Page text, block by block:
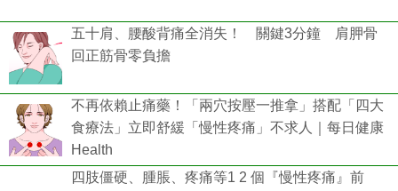
五十肩、腰酸背痛全消失！ 關鍵3分鐘 肩胛骨
回正筋骨零負擔
不再依賴止痛藥！「兩穴按壓一推拿」搭配「四大
食療法」立即舒緩「慢性疼痛」不求人｜每日健康
Health
四肢僵硬、腫脹、疼痛等1 2 個『慢性疼痛』前